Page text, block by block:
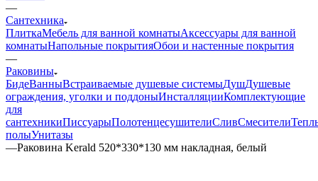
—
Сантехника
ПлиткаМебель для ванной комнатыАксессуары для ванной
комнатыНапольные покрытияОбои и настенные покрытия
—
Раковины
БидеВанныВстраиваемые душевые системыДушДушевые
ограждения, уголки и поддоныИнсталляцииКомплектующие
для
сантехникиПиссуарыПолотенцесушителиСливСмесители
полыУнитазы
—Раковина Kerald 520*330*130 мм накладная, белый